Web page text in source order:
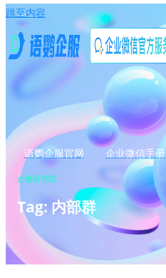
跳至内容
语鹦企服官网 企业微信手册
企微研究院
Tag: 内部群